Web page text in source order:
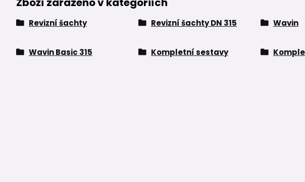
Revizní šachty Revizní šachty DN 315 Wavin
Wavin Basic 315
Kompletní sestavy